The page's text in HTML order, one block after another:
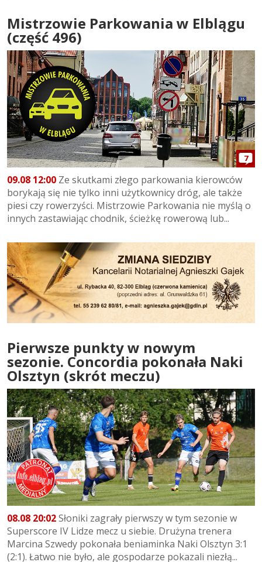
Mistrzowie Parkowania w Elblągu
(część 496)
7
09.08 12:00 Ze skutkami złego parkowania kierowców
borykają się nie tylko inni użytkownicy dróg, ale także
piesi czy rowerzyści. Mistrzowie Parkowania nie myślą o
innych zastawiając chodnik, ścieżkę rowerową lub...
Pierwsze punkty w nowym
sezonie. Concordia pokonała Naki
Olsztyn (skrót meczu)
08.08 20:02Słoniki zagrały pierwszy w tym sezonie w
Superscore IV Lidze mecz u siebie. Drużyna trenera
Marcina Szwedy pokonała beniaminka Naki Olsztyn 3:1
(2:1). Łatwo nie było, ale gospodarze pokazali niezłą...